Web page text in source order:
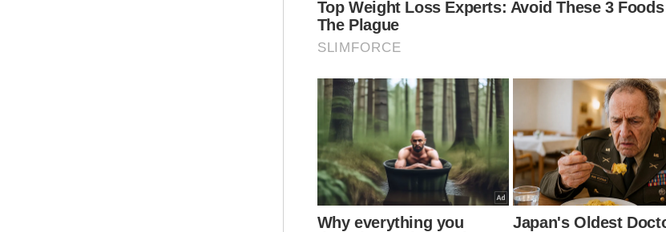
putih bercermin gelap di Kampung Banggol
Peradong, Manir, di sini.
Terengganu sedia main peranan kes cabar undang-
undang syariah Kelantan
Kanak-kanak sembilan tahun kes termuda lahir anak
luar nikah
Kanak-kanak lumpuh akibat kecuaian hospital menang
saman RM5 juta
Muat turun aplikasi Sinar Harian.Klik di sini!